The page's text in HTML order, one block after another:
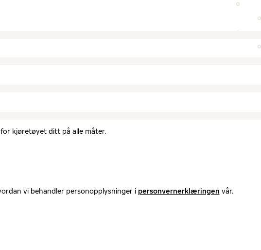
kjøretøyet ditt på alle måter.
vi behandler personopplysninger i personvernerklæringen vår.